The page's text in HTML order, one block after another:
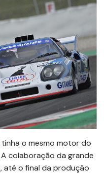
o mesmo motor do
A colaboração da grande
até o final da produção